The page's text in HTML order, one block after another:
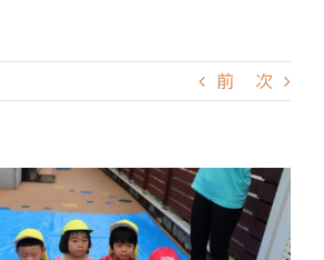
前 次